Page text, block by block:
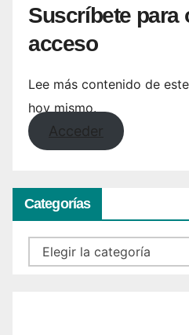
Suscríbete para
acceso
Lee más contenido de
hoy mismo.
Acceder
Categorías
Categorías